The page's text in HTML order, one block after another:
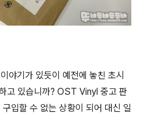
야기가 있듯이 예전에 놓친 초시
고 있습니까? OST Vinyl 중고 판
입할 수 없는 상황이 되어 대신 일